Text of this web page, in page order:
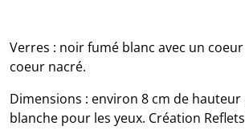
Verres : noir fumé blanc avec un
coeur nacré.
Dimensions : environ 8 cm de
blanche pour les yeux. Création